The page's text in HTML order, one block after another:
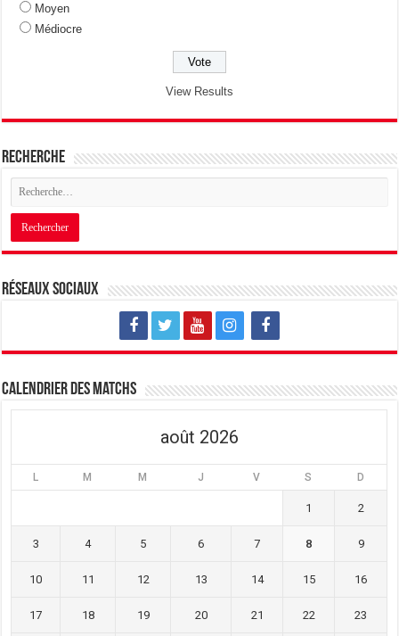
Moyen
Médiocre
View Results
Recherche
Réseaux sociaux
Calendrier des matchs
août 2026
L M M J V S D
1 2
3 4 5 6 7 8 9
10 11 12 13 14 15 16
17 18 19 20 21 22 23